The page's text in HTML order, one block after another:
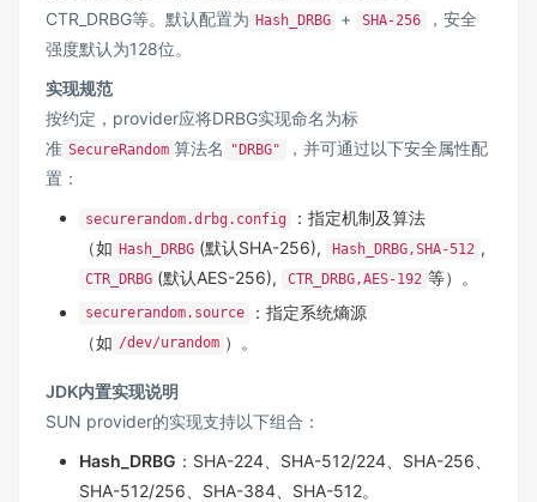
CTR_DRBG等。默认配置为 Hash_DRBG + SHA-256
，安全
强度默认为128位。
实现规范
按约定，provider应将DRBG实现命名为标
准 SecureRandom 算法名 "DRBG"
，并可通过以下安全属性配
置：
securerandom.drbg.config
：指定机制及算法
（如 Hash_DRBG (默认SHA-256), Hash_DRBG,SHA-512 ,
CTR_DRBG (默认AES-256), CTR_DRBG,AES-192 等）。
securerandom.source
：指定系统熵源
（如 /dev/urandom ）。
JDK内置实现说明
SUN provider的实现支持以下组合：
Hash_DRBG ：SHA-224、SHA-512/224、SHA-256、
SHA-512/256、SHA-384、SHA-512。